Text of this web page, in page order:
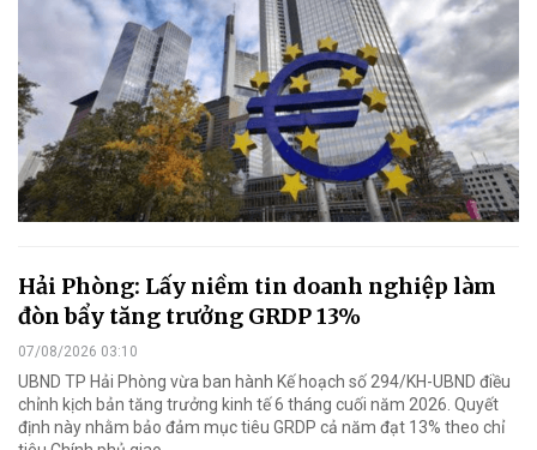
Hải Phòng: Lấy niềm tin doanh nghiệp làm
đòn bẩy tăng trưởng GRDP 13%
07/08/2026 03:10
UBND TP Hải Phòng vừa ban hành Kế hoạch số 294/KH-UBND điều
chỉnh kịch bản tăng trưởng kinh tế 6 tháng cuối năm 2026. Quyết
định này nhằm bảo đảm mục tiêu GRDP cả năm đạt 13% theo chỉ